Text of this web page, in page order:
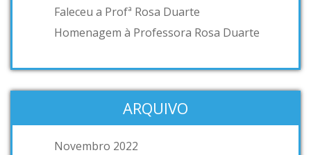
Faleceu a Profª Rosa Duarte
Homenagem à Professora Rosa Duarte
ARQUIVO
Novembro 2022